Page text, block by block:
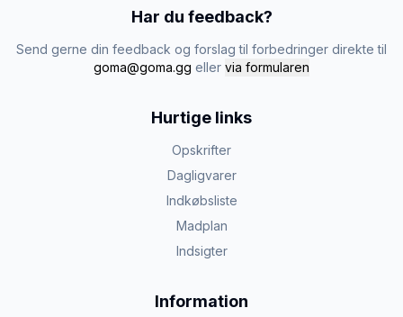
Har du feedback?
Send gerne din feedback og forslag til forbedringer direkte til
goma@goma.gg eller via formularen
Hurtige links
Opskrifter
Dagligvarer
Indkøbsliste
Madplan
Indsigter
Information